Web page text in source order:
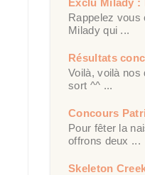
Rappelez vous
Milady qui ...
Résultats
Voilà, voilà nos
sort ^^ ...
Concours
Pour fêter la
offrons deux ...
Skeleton